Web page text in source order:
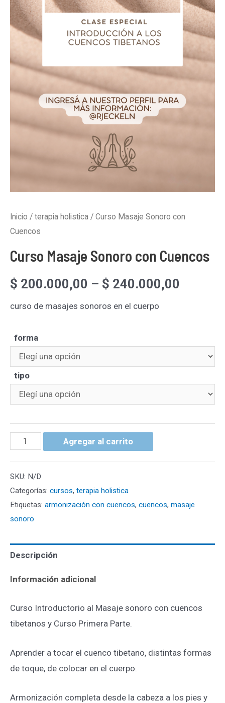
Inicio / terapia holistica / Curso Masaje Sonoro con
Cuencos
Curso Masaje Sonoro con Cuencos
$ 200.000,00 – $ 240.000,00
curso de masajes sonoros en el cuerpo
forma
tipo
Agregar al carrito
SKU: N/D
Categorías: cursos, terapia holistica
Etiquetas: armonización con cuencos, cuencos, masaje
sonoro
Descripción
Información adicional
Curso Introductorio al Masaje sonoro con cuencos
tibetanos y Curso Primera Parte.
Aprender a tocar el cuenco tibetano, distintas formas
de toque, de colocar en el cuerpo.
Armonización completa desde la cabeza a los pies y